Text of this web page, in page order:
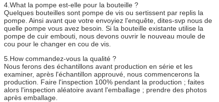
4.What la pompe est-elle pour la bouteille ?
Quelques bouteilles sont pompe de vis ou sertissent par replis la
pompe. Ainsi avant que votre envoyiez l'enquête, dites-svp nous de
quelle pompe vous avez besoin. Si la bouteille existante utilise la
pompe de cuir embouti, nous devons ouvrir le nouveau moule de
cou pour le changer en cou de vis.
5.How commandez-vous la qualité ?
Nous ferons des échantillons avant production en série et les
examiner, après l'échantillon approuvé, nous commencerons la
production. Faire l'inspection 100% pendant la production ; faites
alors l'inspection aléatoire avant l'emballage ; prendre des photos
après emballage.